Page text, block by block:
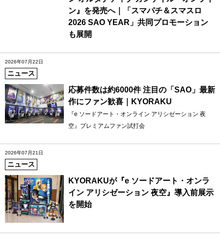
ン』を発売へ｜「スマパチ＆スマスロ
2026 SAO YEAR」共同プロモーション
も展開
2026年07月22日
ニュース
応募件数は約6000件 注目の「SAO」最新
作にファン歓喜｜KYORAKU
『e ソードアート・オンライン アリシゼーション 夜
空』プレミアムファン試打会
2026年07月21日
ニュース
KYORAKUが『e ソードアート・オンラ
イン アリシゼーション 夜空』導入前展示
を開始